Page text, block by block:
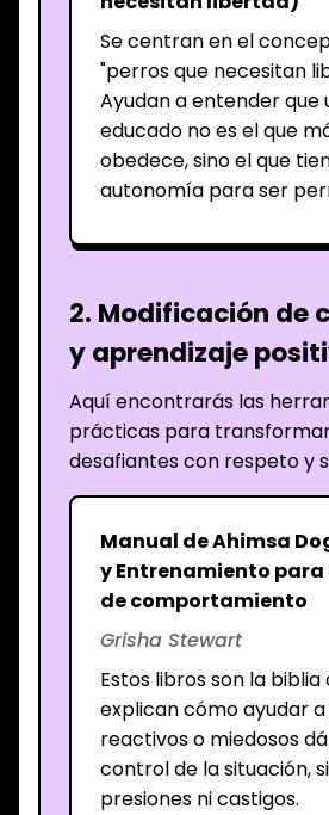
Se centran en el
"perros que necesitan
Ayudan a entender que
educado no es el que
obedece, sino el que
autonomía para ser
2. Modificación de
y aprendizaje
Aquí encontrarás las
prácticas para
desafiantes con respeto y
Manual de Ahimsa
y Entrenamiento para
de comportamiento
Grisha Stewart
Estos libros son la biblia
explican cómo ayudar
reactivos o miedosos
control de la situación,
presiones ni castigos.